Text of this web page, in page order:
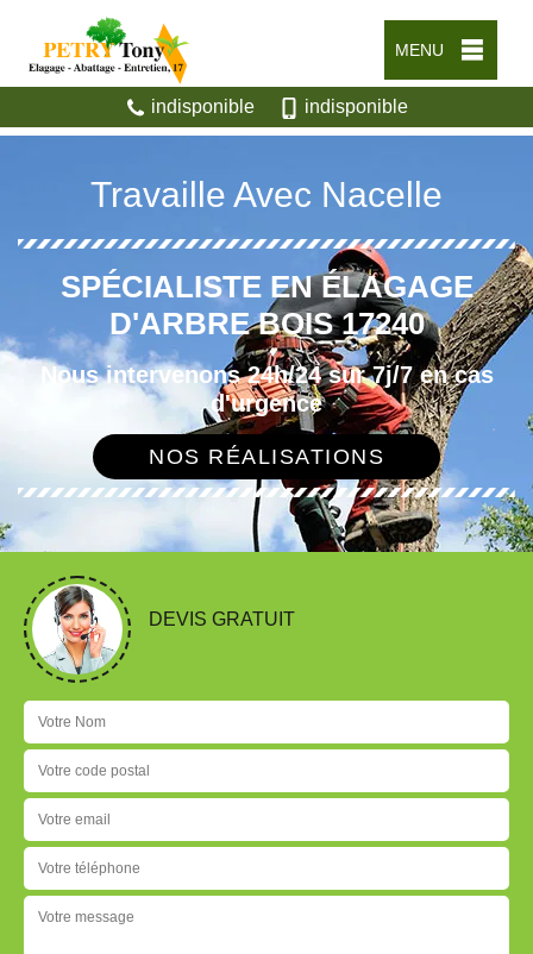
MENU
indisponible indisponible
Travaille Avec Nacelle
SPÉCIALISTE EN ÉLAGAGE
D'ARBRE BOIS 17240
Nous intervenons 24h/24 sur 7j/7 en cas
d'urgence
NOS RÉALISATIONS
DEVIS GRATUIT